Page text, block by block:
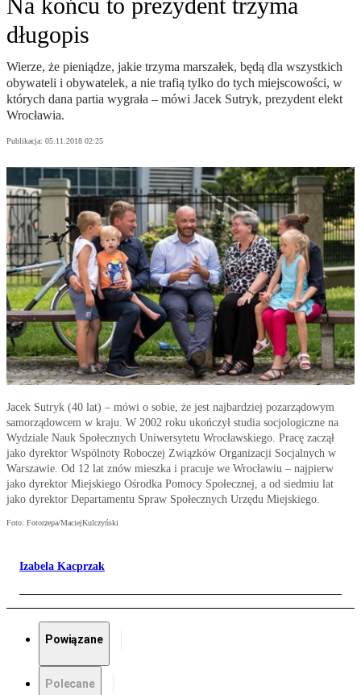
długopis
Wierze, że pieniądze, jakie trzyma marszałek, będą dla wszystkich
obywateli i obywatelek, a nie trafią tylko do tych miejscowości, w
których dana partia wygrała – mówi Jacek Sutryk, prezydent elekt
Wrocławia.
Publikacja: 05.11.2018 02:25
Jacek Sutryk (40 lat) – mówi o sobie, że jest najbardziej pozarządowym
samorządowcem w kraju. W 2002 roku ukończył studia socjologiczne na
Wydziale Nauk Społecznych Uniwersytetu Wrocławskiego. Pracę zaczął
jako dyrektor Wspólnoty Roboczej Związków Organizacji Socjalnych w
Warszawie. Od 12 lat znów mieszka i pracuje we Wrocławiu – najpierw
jako dyrektor Miejskiego Ośrodka Pomocy Społecznej, a od siedmiu lat
jako dyrektor Departamentu Spraw Społecznych Urzędu Miejskiego.
Foto: Fotorzepa/MaciejKulczyński
Izabela Kacprzak
Powiązane
Polecane